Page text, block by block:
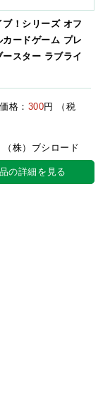
ブ！シリーズ オフ
カードゲーム プレ
ースター ラブライ
格： 300円 （税
（株）ブシロード
の詳細を見る